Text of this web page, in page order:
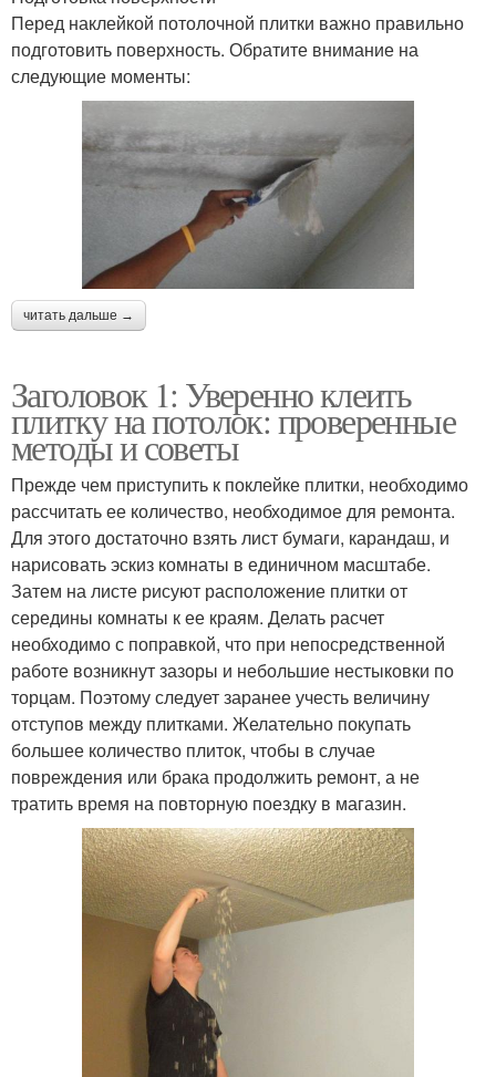
Перед наклейкой потолочной плитки важно правильно
подготовить поверхность. Обратите внимание на
следующие моменты:
читать дальше →
Заголовок 1: Уверенно клеить
плитку на потолок: проверенные
методы и советы
Прежде чем приступить к поклейке плитки, необходимо
рассчитать ее количество, необходимое для ремонта.
Для этого достаточно взять лист бумаги, карандаш, и
нарисовать эскиз комнаты в единичном масштабе.
Затем на листе рисуют расположение плитки от
середины комнаты к ее краям. Делать расчет
необходимо с поправкой, что при непосредственной
работе возникнут зазоры и небольшие нестыковки по
торцам. Поэтому следует заранее учесть величину
отступов между плитками. Желательно покупать
большее количество плиток, чтобы в случае
повреждения или брака продолжить ремонт, а не
тратить время на повторную поездку в магазин.